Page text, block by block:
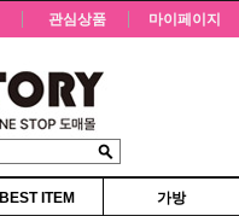
관심상품 마이페이지
BEST ITEM 가방